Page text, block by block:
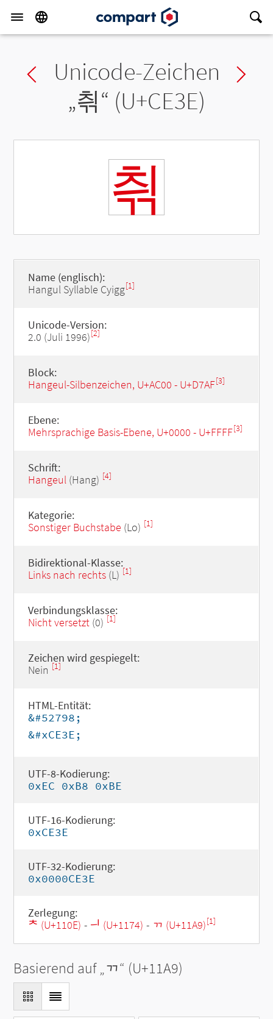
Previous char
Unicode-Zeichen
„츾“ (U+CE3E)
츾
Name (englisch):
Hangul Syllable Cyigg[1]
Unicode-Version:
2.0 (Juli 1996)[2]
Block:
Hangeul-Silbenzeichen, U+AC00 - U+D7AF[3]
Ebene:
Mehrsprachige Basis-Ebene, U+0000 - U+FFFF[3]
Schrift:
Hangeul(Hang) [4]
Kategorie:
Sonstiger Buchstabe (Lo) [1]
Bidirektional-Klasse:
Links nach rechts(L) [1]
Verbindungsklasse:
Nicht versetzt(0) [1]
Zeichen wird gespiegelt:
Nein [1]
HTML-Entität:
&#52798;
&#xCE3E;
UTF-8-Kodierung:
0xEC 0xB8 0xBE
UTF-16-Kodierung:
0xCE3E
UTF-32-Kodierung:
0x0000CE3E
Zerlegung:
ᄎ (U+110E) - ᅴ (U+1174) - ᆩ (U+11A9)[1]
Basierend auf „ᆩ“ (U+11A9)